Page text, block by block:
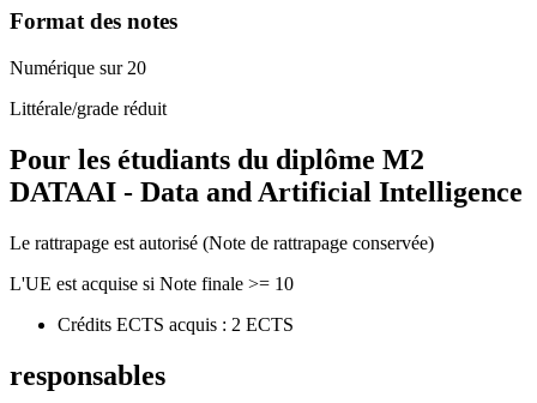
Format des notes
Numérique sur 20
Littérale/grade réduit
Pour les étudiants du diplôme M2
DATAAI - Data and Artificial Intelligence
Le rattrapage est autorisé (Note de rattrapage conservée)
L'UE est acquise si Note finale >= 10
Crédits ECTS acquis : 2 ECTS
responsables